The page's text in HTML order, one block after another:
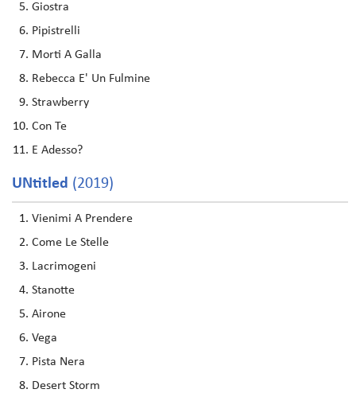
Giostra
Pipistrelli
Morti A Galla
Rebecca E' Un Fulmine
Strawberry
Con Te
E Adesso?
UNtitled (2019)
Vienimi A Prendere
Come Le Stelle
Lacrimogeni
Stanotte
Airone
Vega
Pista Nera
Desert Storm